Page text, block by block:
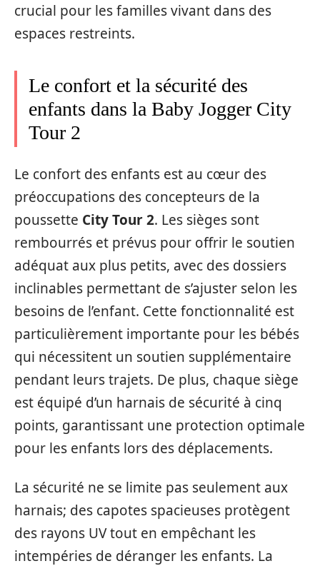
crucial pour les familles vivant dans des
espaces restreints.
Le confort et la sécurité des
enfants dans la Baby Jogger City
Tour 2
Le confort des enfants est au cœur des
préoccupations des concepteurs de la
poussette City Tour 2. Les sièges sont
rembourrés et prévus pour offrir le soutien
adéquat aux plus petits, avec des dossiers
inclinables permettant de s’ajuster selon les
besoins de l’enfant. Cette fonctionnalité est
particulièrement importante pour les bébés
qui nécessitent un soutien supplémentaire
pendant leurs trajets. De plus, chaque siège
est équipé d’un harnais de sécurité à cinq
points, garantissant une protection optimale
pour les enfants lors des déplacements.
La sécurité ne se limite pas seulement aux
harnais; des capotes spacieuses protègent
des rayons UV tout en empêchant les
intempéries de déranger les enfants. La